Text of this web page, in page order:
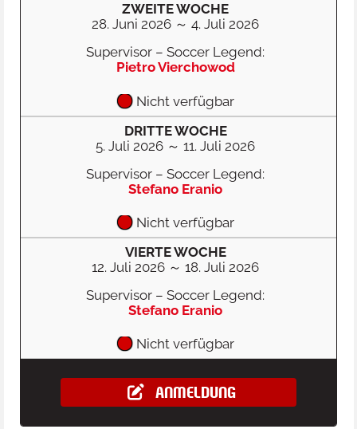
ZWEITE WOCHE
28. Juni 2026 ～ 4. Juli 2026
Supervisor – Soccer Legend:
Pietro Vierchowod
Nicht verfügbar
DRITTE WOCHE
5. Juli 2026 ～ 11. Juli 2026
Supervisor – Soccer Legend:
Stefano Eranio
Nicht verfügbar
VIERTE WOCHE
12. Juli 2026 ～ 18. Juli 2026
Supervisor – Soccer Legend:
Stefano Eranio
Nicht verfügbar
ANMELDUNG